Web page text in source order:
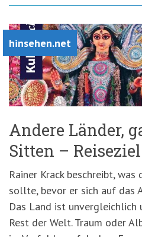
hinsehen.net
Andere Länder,
Sitten –
Rainer Krack beschreibt, was
sollte, bevor er sich auf das
Das Land ist
Rest der Welt. Traum oder